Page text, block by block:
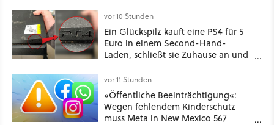
vor 10 Stunden
Ein Glückspilz kauft eine PS4 für 5
Euro in einem Second-Hand-
Laden, schließt sie Zuhause an und
funktionierende PlayStation [Best of
GameStar]
vor 11 Stunden
»Öffentliche Beeinträchtigung«:
Wegen fehlendem Kinderschutz
muss Meta in New Mexico 567